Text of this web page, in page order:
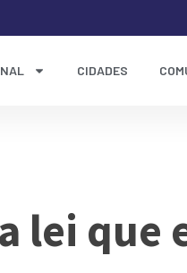
CIDADES
lei que